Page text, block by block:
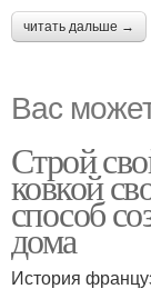
читать дальше →
Вас
Строй
ковкой
способ
дома
История